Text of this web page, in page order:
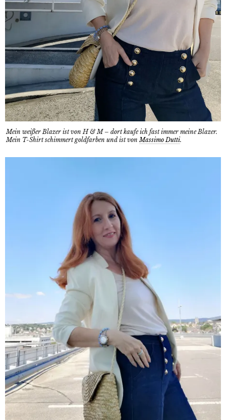
Mein weißer Blazer ist von H & M – dort kaufe ich fast immer meine Blazer.
Mein T-Shirt schimmert goldfarben und ist vonMassimo Dutti.